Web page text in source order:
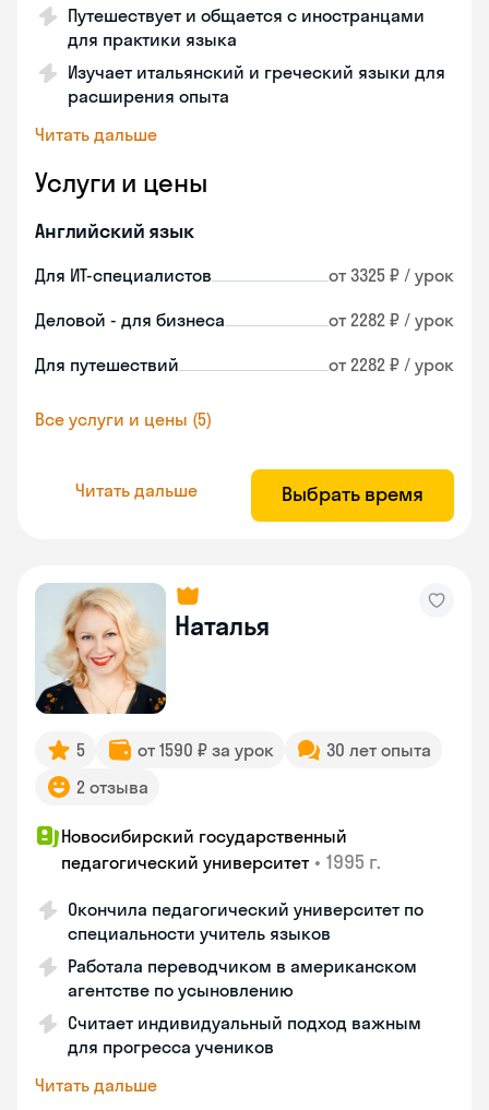
Путешествует и общается с иностранцами
для практики языка
Изучает итальянский и греческий языки для
расширения опыта
Читать дальше
Услуги и цены
Английский язык
Для ИТ-специалистов от 3325 ₽ / урок
Деловой - для бизнеса от 2282 ₽ / урок
Для путешествий от 2282 ₽ / урок
Все услуги и цены (5)
Читать дальше Выбрать время
Наталья
5 от 1590 ₽ за урок
30 лет опыта
2 отзыва
Новосибирский государственный
педагогический университет • 1995 г.
Окончила педагогический университет по
специальности учитель языков
Работала переводчиком в американском
агентстве по усыновлению
Считает индивидуальный подход важным
для прогресса учеников
Читать дальше